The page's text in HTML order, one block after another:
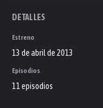
DETALLES
Estreno
13 de abril de 2013
Episodios
11 episodios